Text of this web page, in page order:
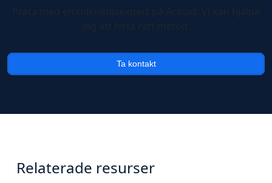
Ta kontakt
Relaterade resurser